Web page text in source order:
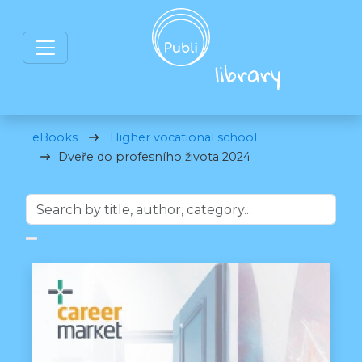
eBooks
Higher vocational school
Dveře do profesního života 2024